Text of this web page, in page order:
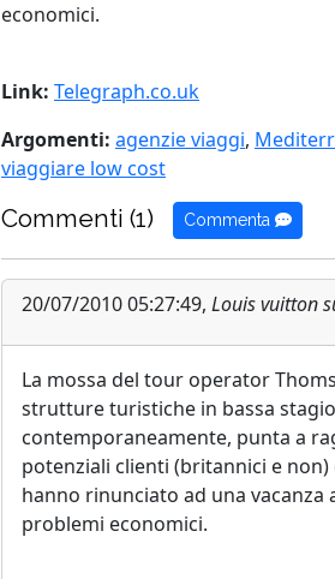
economici.
Link: Telegraph.co.uk
Argomenti: agenzie viaggi,
viaggiare low cost
Commenti (1) Commenta
20/07/2010 05:27:49, Louis vuitton
La mossa del tour operator
strutture turistiche in bassa
contemporaneamente, punta a
potenziali clienti (britannici e non)
hanno rinunciato ad una vacanza
problemi economici.